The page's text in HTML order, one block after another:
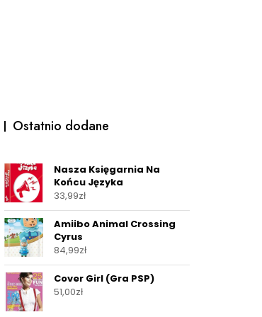
Ostatnio dodane
Nasza Księgarnia Na
Końcu Języka
33,99zł
Amiibo Animal Crossing
Cyrus
84,99zł
Cover Girl (Gra PSP)
51,00zł